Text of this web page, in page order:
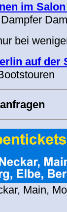
im
bei
auf der
Main,